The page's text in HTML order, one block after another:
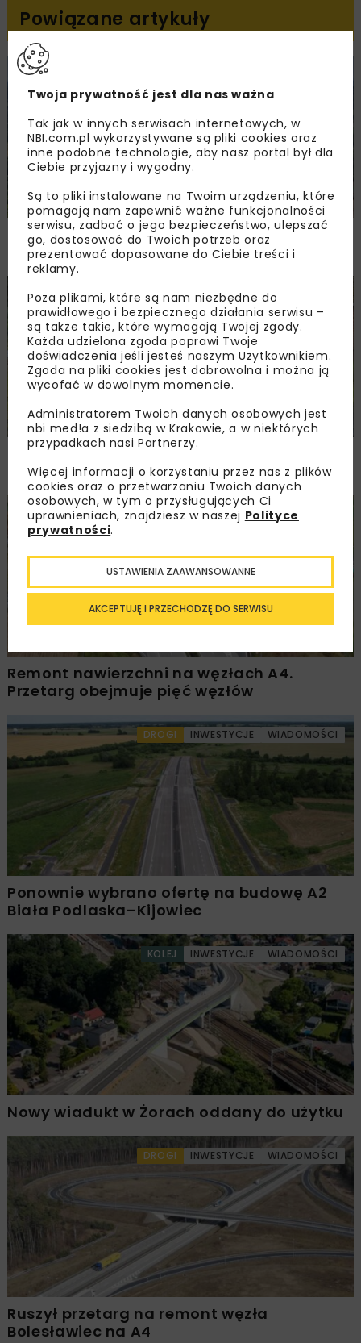
Powiązane artykuły
PKP PLK ogłosiły przetarg na odcinek Gdów
– Szczyrzyc projektu Podłęże–Piekiełko
DROGI INWESTYCJE WIADOMOŚCI
Rozbudowa DW450 między Mirkowem
a Wieruszowem z dofinansowaniem UE
DROGI INWESTYCJE WIADOMOŚCI
Remont nawierzchni na węzłach A4.
Przetarg obejmuje pięć węzłów
DROGI INWESTYCJE WIADOMOŚCI
Ponownie wybrano ofertę na budowę A2
Biała Podlaska–Kijowiec
KOLEJ INWESTYCJE WIADOMOŚCI
Nowy wiadukt w Żorach oddany do użytku
DROGI INWESTYCJE WIADOMOŚCI
Ruszył przetarg na remont węzła
Bolesławiec na A4
Twoja prywatność jest dla nas ważna
Tak jak w innych serwisach internetowych, w
NBI.com.pl wykorzystywane są pliki cookies oraz
inne podobne technologie, aby nasz portal był dla
Ciebie przyjazny i wygodny.
Są to pliki instalowane na Twoim urządzeniu, które
pomagają nam zapewnić ważne funkcjonalności
serwisu, zadbać o jego bezpieczeństwo, ulepszać
go, dostosować do Twoich potrzeb oraz
prezentować dopasowane do Ciebie treści i
reklamy.
Poza plikami, które są nam niezbędne do
prawidłowego i bezpiecznego działania serwisu –
są także takie, które wymagają Twojej zgody.
Każda udzielona zgoda poprawi Twoje
doświadczenia jeśli jesteś naszym Użytkownikiem.
Zgoda na pliki cookies jest dobrowolna i można ją
wycofać w dowolnym momencie.
Administratorem Twoich danych osobowych jest
nbi med!a z siedzibą w Krakowie, a w niektórych
przypadkach nasi Partnerzy.
Więcej informacji o korzystaniu przez nas z plików
cookies oraz o przetwarzaniu Twoich danych
osobowych, w tym o przysługujących Ci
uprawnieniach, znajdziesz w naszej Polityce
prywatności.
AKCEPTUJĘ I PRZECHODZĘ DO SERWISU
USTAWIENIA ZAAWANSOWANNE